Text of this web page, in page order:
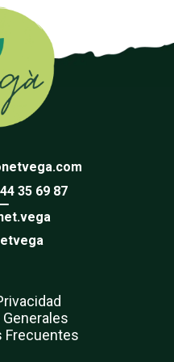
35 69 87
Frecuentes